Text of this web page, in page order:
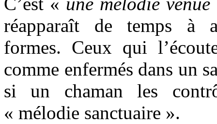
réapparaît de temps à
formes. Ceux qui
comme enfermés dans un
si un chaman les
« mélodie sanctuaire ».